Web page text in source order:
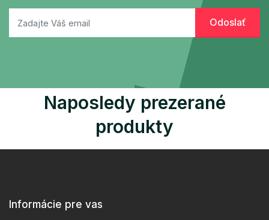
Naposledy prezerané
produkty
Informácie pre vas